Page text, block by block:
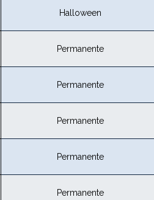
Halloween
Permanente
Permanente
Permanente
Permanente
Permanente